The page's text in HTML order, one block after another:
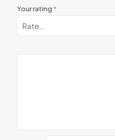
Your rating *